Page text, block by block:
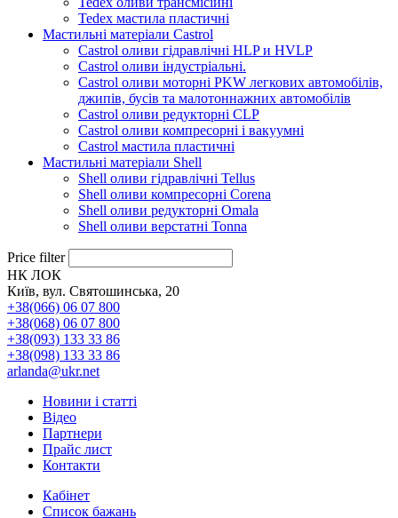
Tedex мастила пластичні
Мастильні матеріали Castrol
Castrol оливи гідравлічні HLP и HVLP
Castrol оливи індустріальні.
Castrol оливи моторні PKW легкових автомобілів,
джипів, бусів та малотоннажних автомобілів
Castrol оливи редукторні CLP
Castrol оливи компресорні і вакуумні
Castrol мастила пластичні
Мастильні матеріали Shell
Shell оливи гідравлічні Tellus
Shell оливи компресорні Corena
Shell оливи редукторні Omala
Shell оливи верстатні Tonna
Price filter
НК ЛОК
Київ, вул. Святошинська, 20
+38(066) 06 07 800
+38(068) 06 07 800
+38(093) 133 33 86
+38(098) 133 33 86
arlanda@ukr.net
Новини і статті
Відео
Партнери
Прайс лист
Контакти
Кабінет
Список бажань